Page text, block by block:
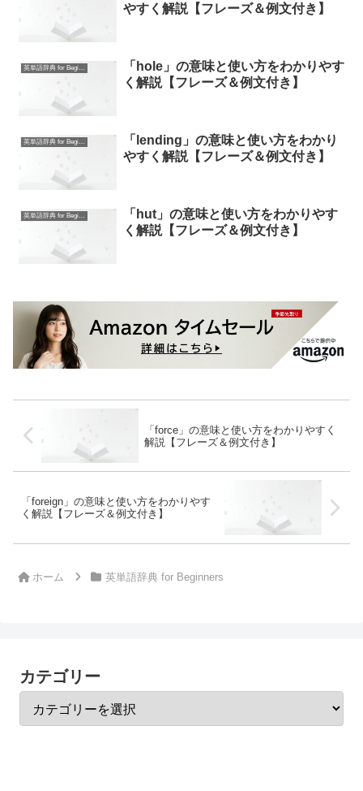
やすく解説【フレーズ＆例文付き】
英単語辞典 for Beginners
「hole」の意味と使い方をわかりやす
く解説【フレーズ＆例文付き】
英単語辞典 for Beginners
「lending」の意味と使い方をわかり
やすく解説【フレーズ＆例文付き】
英単語辞典 for Beginners
「hut」の意味と使い方をわかりやす
く解説【フレーズ＆例文付き】
「force」の意味と使い方をわかりやすく
解説【フレーズ＆例文付き】
「foreign」の意味と使い方をわかりやす
く解説【フレーズ＆例文付き】
ホーム 英単語辞典 for Beginners
カテゴリー